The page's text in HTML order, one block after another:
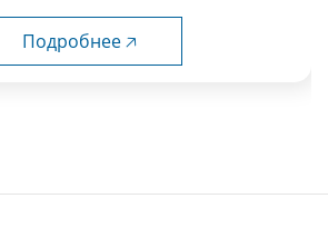
Подробнее 🡥